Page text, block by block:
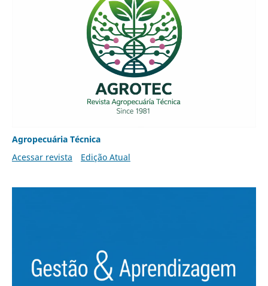
Agropecuária Técnica
Acessar revista
Edição Atual